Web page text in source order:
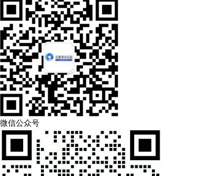
微信公众号